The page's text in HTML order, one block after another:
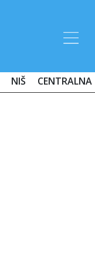
NIŠ CENTRALNA